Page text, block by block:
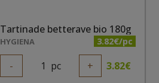
Tartinade betterave bio 180g
HYGIENA 3.82€/pc
- 1 pc + 3.82€